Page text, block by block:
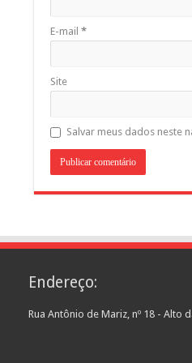
E-mail *
Site
Salvar meus dados neste
Endereço:
Rua Antônio de Mariz, nº 18 - Alto